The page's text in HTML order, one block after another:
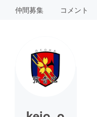
仲間募集 コメント